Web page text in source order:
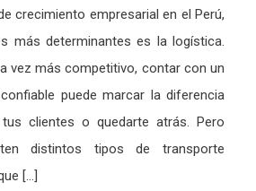
crecimiento empresarial en el Perú,
más determinantes es la logística.
vez más competitivo, contar con un
puede marcar la diferencia
clientes o quedarte atrás. Pero
distintos tipos de transporte
[…]